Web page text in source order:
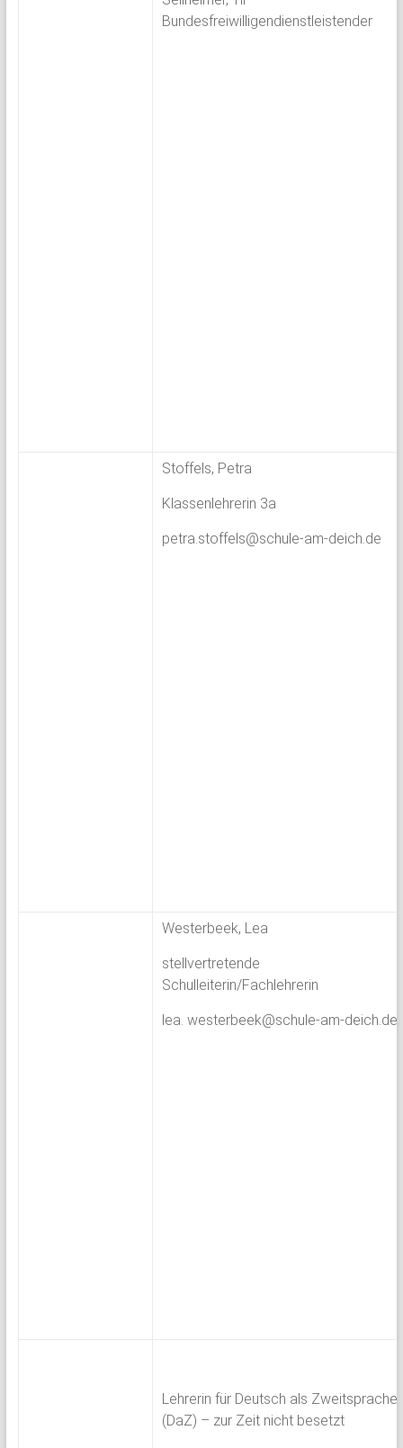
Bundesfreiwilligendienstleistender
Stoffels, Petra
Klassenlehrerin 3a
petra.stoffels@schule-am-deich.de
Westerbeek, Lea
stellvertretende
Schulleiterin/Fachlehrerin
lea. westerbeek@schule-am-deich.de
Lehrerin für Deutsch als Zweitsprache
(DaZ) – zur Zeit nicht besetzt